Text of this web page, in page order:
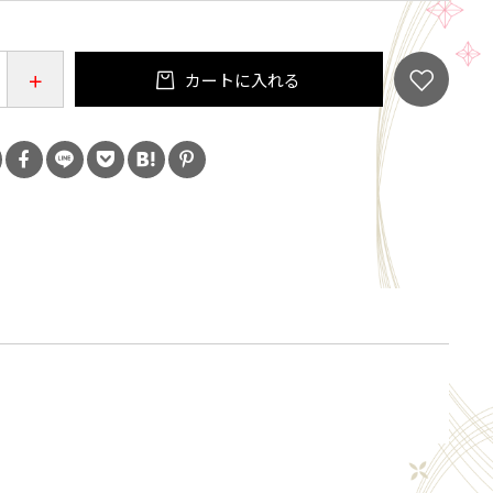
注文手続き」画面の「お問い合わせ欄」に、
（A・B）を必ずご入力していただきますようお願い
カートに入れる